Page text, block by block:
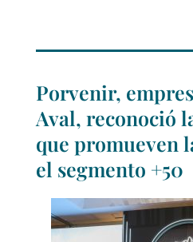
Porvenir,
Aval, reconoció
que promueven
el segmento +50